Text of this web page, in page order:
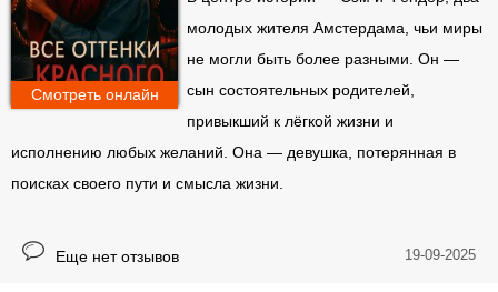
молодых жителя Амстердама, чьи миры
не могли быть более разными. Он —
сын состоятельных родителей,
привыкший к лёгкой жизни и
исполнению любых желаний. Она — девушка, потерянная в
поисках своего пути и смысла жизни.
Смотреть онлайн
Еще нет отзывов 19-09-2025